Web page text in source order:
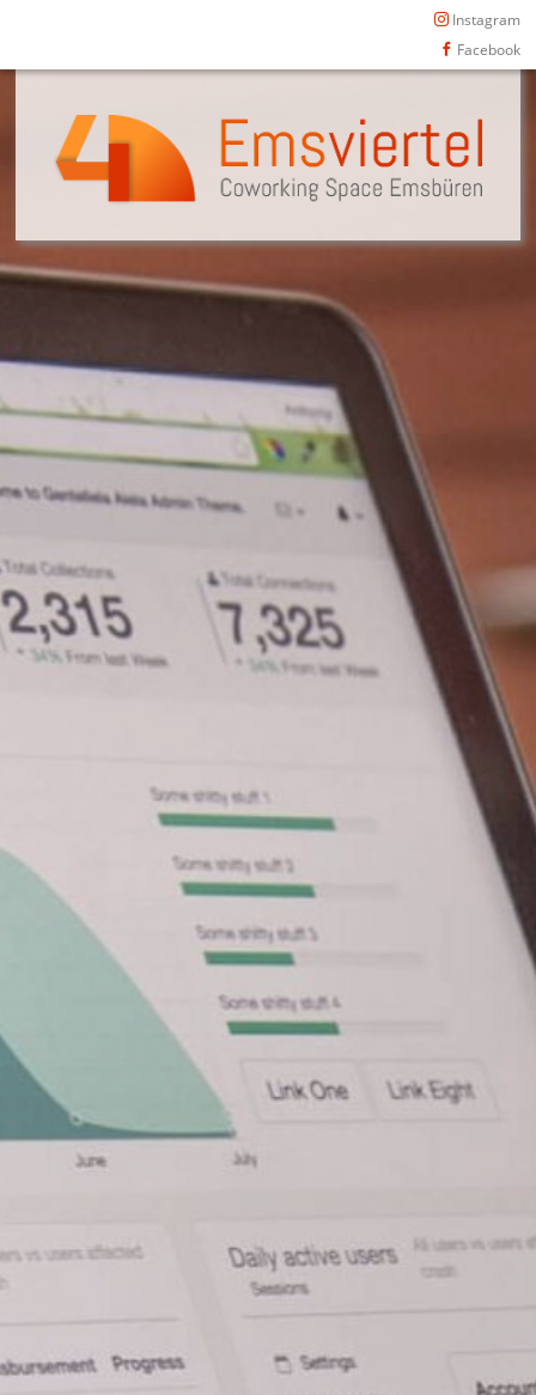
Instagram
Facebook